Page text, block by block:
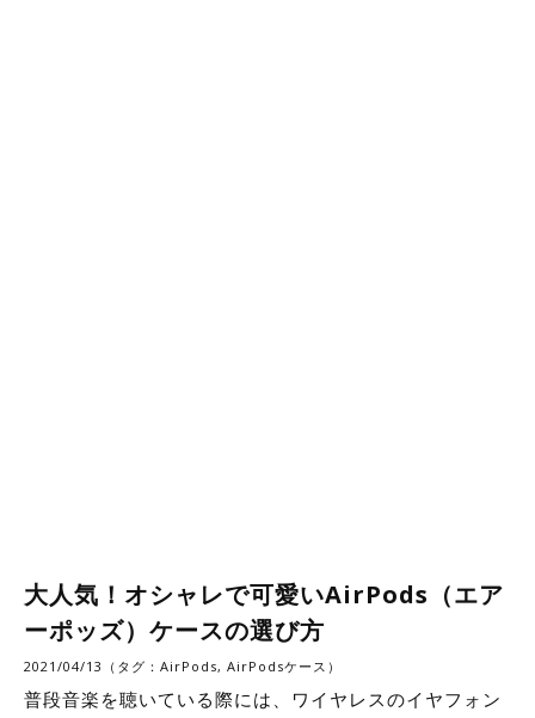
大人気！オシャレで可愛いAirPods（エア
ーポッズ）ケースの選び方
2021/04/13（タグ： AirPods, AirPodsケース ）
普段音楽を聴いている際には、ワイヤレスのイヤフォン